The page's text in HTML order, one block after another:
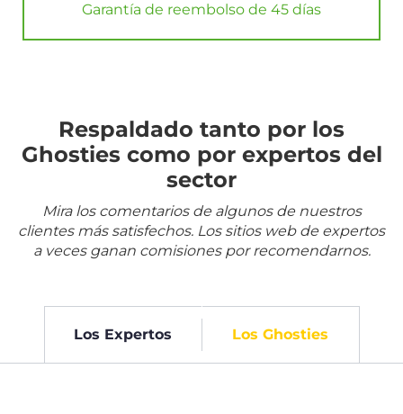
Garantía de reembolso de 45 días
Respaldado tanto por los
Ghosties como por expertos del
sector
Mira los comentarios de algunos de nuestros
clientes más satisfechos. Los sitios web de expertos
a veces ganan comisiones por recomendarnos.
Los Expertos Los Ghosties